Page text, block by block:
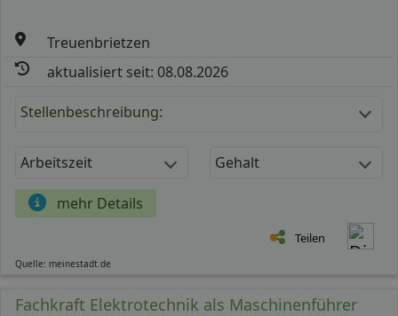
Treuenbrietzen
aktualisiert seit: 08.08.2026
Stellenbeschreibung:
Arbeitszeit Gehalt
mehr Details
Teilen
Quelle: meinestadt.de
Fachkraft Elektrotechnik als Maschinenführer